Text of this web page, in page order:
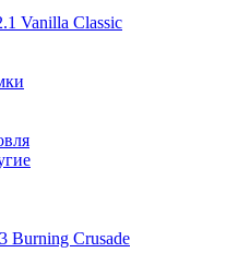
Vanilla Classic
Burning Crusade